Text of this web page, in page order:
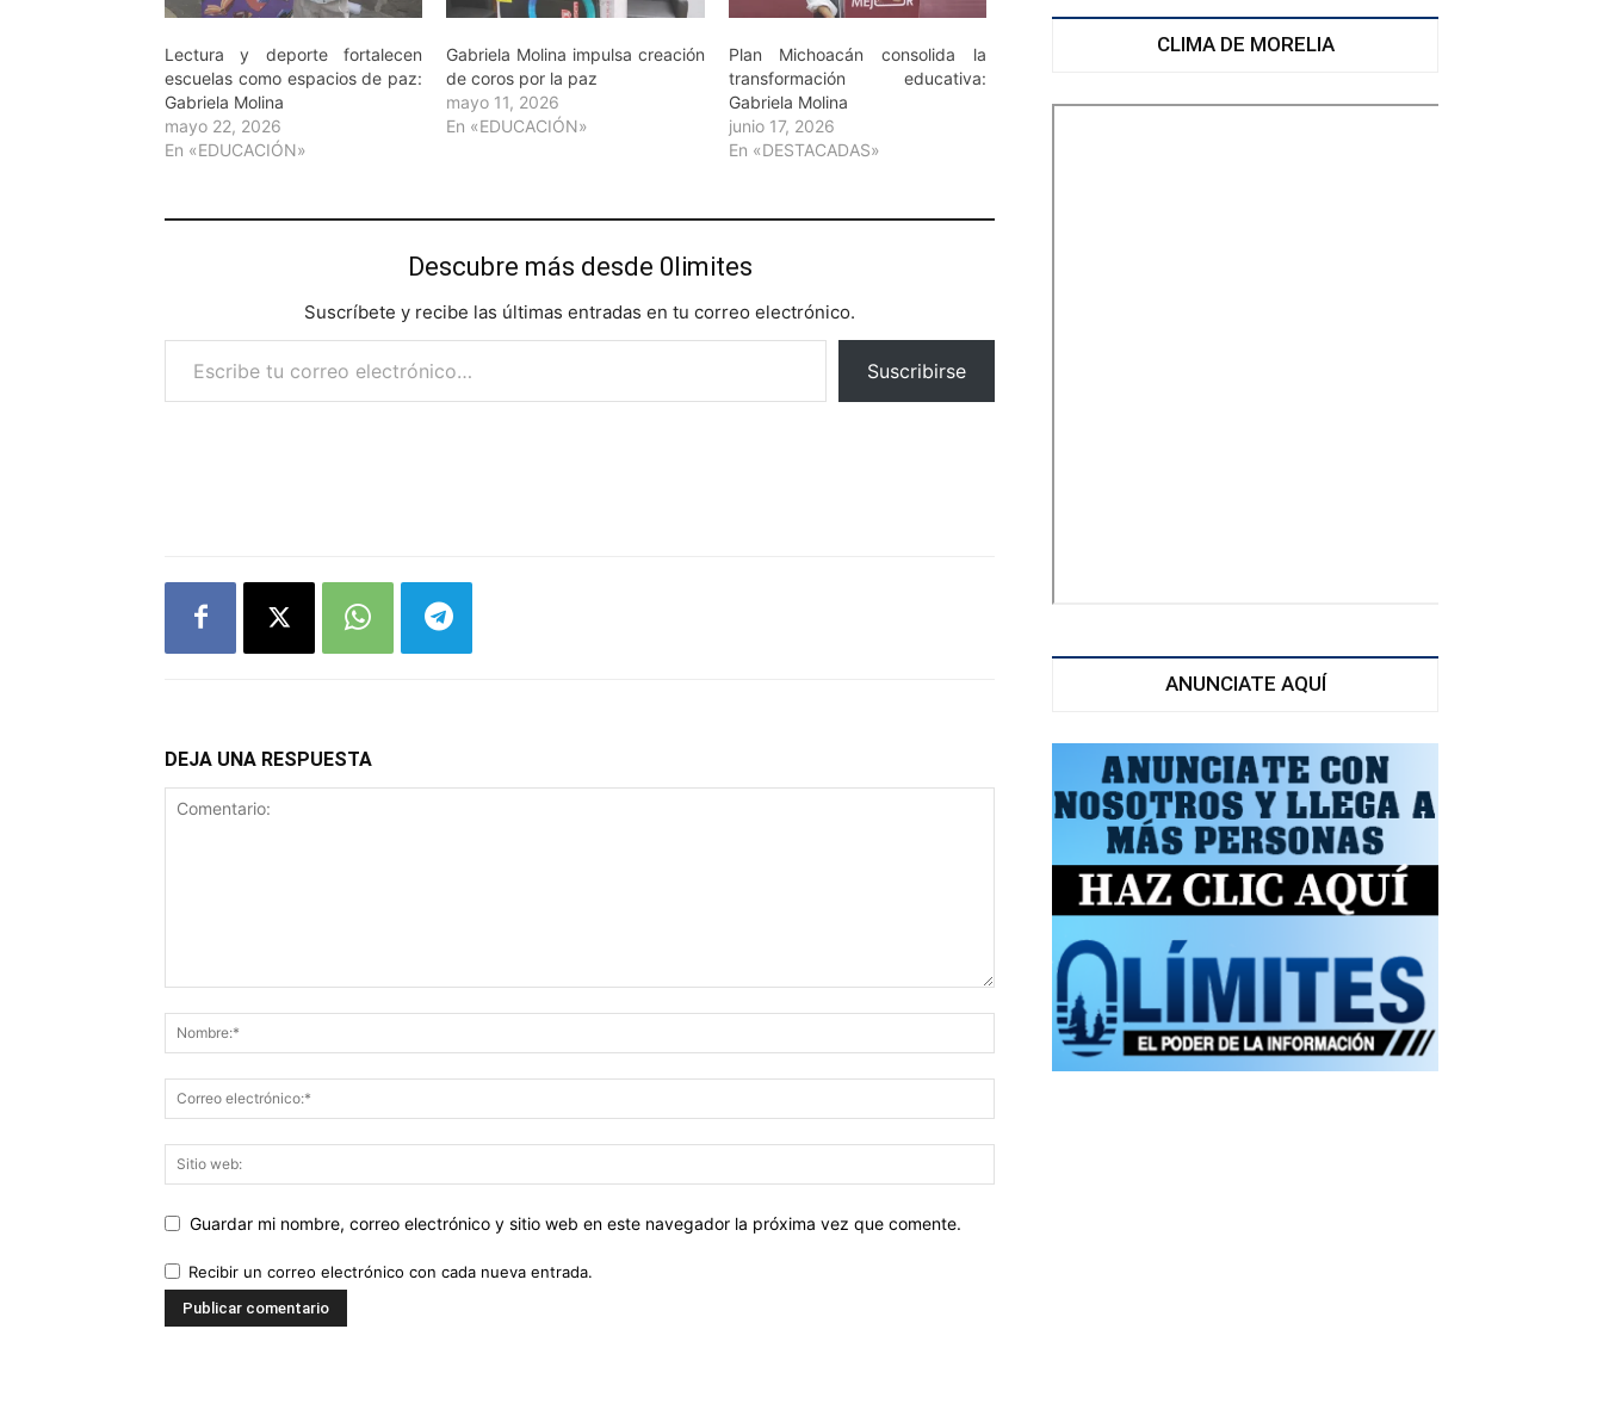
Lectura y deporte fortalecen
escuelas como espacios de paz:
Gabriela Molina
mayo 22, 2026
En «EDUCACIÓN»
Gabriela Molina impulsa creación
de coros por la paz
mayo 11, 2026
En «EDUCACIÓN»
Plan Michoacán consolida la
transformación educativa:
Gabriela Molina
junio 17, 2026
En «DESTACADAS»
Descubre más desde 0limites
Suscríbete y recibe las últimas entradas en tu correo electrónico.
Escribe tu correo electrónico…
Suscribirse
DEJA UNA RESPUESTA
Guardar mi nombre, correo electrónico y sitio web en este navegador la próxima vez que comente.
Recibir un correo electrónico con cada nueva entrada.
CLIMA DE MORELIA
ANUNCIATE AQUÍ